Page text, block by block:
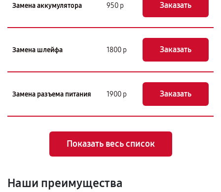
Замена аккумулятора 950 р Заказать
Замена шлейфа 1800 р Заказать
Замена разъема питания 1900 р Заказать
Показать весь список
Наши преимущества